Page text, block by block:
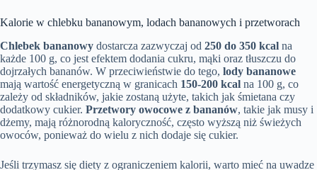
Kalorie w chlebku bananowym, lodach bananowych i przetworach
Chlebek bananowy dostarcza zazwyczaj od 250 do 350 kcal na
każde 100 g, co jest efektem dodania cukru, mąki oraz tłuszczu do
dojrzałych bananów. W przeciwieństwie do tego, lody bananowe
mają wartość energetyczną w granicach 150-200 kcal na 100 g, co
zależy od składników, jakie zostaną użyte, takich jak śmietana czy
dodatkowy cukier. Przetwory owocowe z bananów, takie jak musy i
dżemy, mają różnorodną kaloryczność, często wyższą niż świeżych
owoców, ponieważ do wielu z nich dodaje się cukier.
Jeśli trzymasz się diety z ograniczeniem kalorii, warto mieć na uwadze